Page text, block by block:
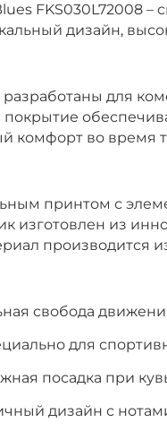
дизайн,
для
комфорт во время
принтом с
изготовлен из
производится
свобода
для
посадка при
дизайн с